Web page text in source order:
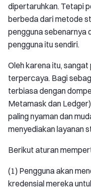
dipertaruhkan. Tetapi
berbeda dari metode
pengguna sebenarnya
pengguna itu sendiri.
Oleh karena itu,
terpercaya. Bagi
terbiasa dengan
Metamask dan
paling nyaman dan
menyediakan layanan
Berikut aturan
(1) Pengguna akan
kredensial mereka